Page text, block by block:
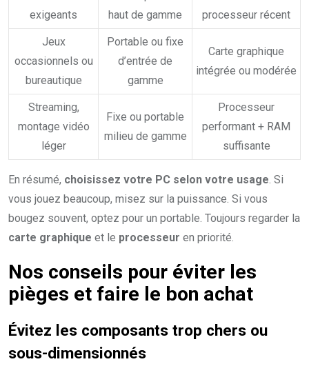
exigeants
haut de gamme
processeur récent
Jeux
occasionnels ou
bureautique
Portable ou fixe
d’entrée de
gamme
Carte graphique
intégrée ou modérée
Streaming,
montage vidéo
léger
Fixe ou portable
milieu de gamme
Processeur
performant + RAM
suffisante
En résumé, choisissez votre PC selon votre usage. Si
vous jouez beaucoup, misez sur la puissance. Si vous
bougez souvent, optez pour un portable. Toujours regarder la
carte graphique et le processeur en priorité.
Nos conseils pour éviter les
pièges et faire le bon achat
Évitez les composants trop chers ou
sous-dimensionnés